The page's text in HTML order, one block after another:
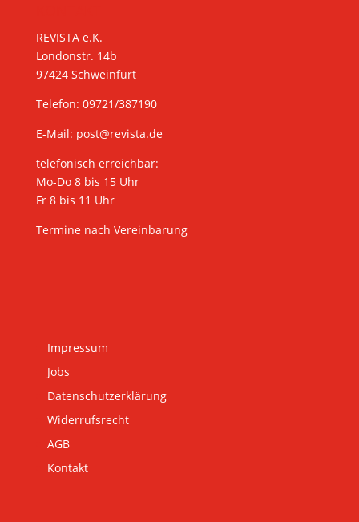
REVISTA e.K.
Londonstr. 14b
97424 Schweinfurt
Telefon: 09721/387190
E-Mail: post@revista.de
telefonisch erreichbar:
Mo-Do 8 bis 15 Uhr
Fr 8 bis 11 Uhr
Termine nach Vereinbarung
Impressum
Jobs
Datenschutzerklärung
Widerrufsrecht
AGB
Kontakt